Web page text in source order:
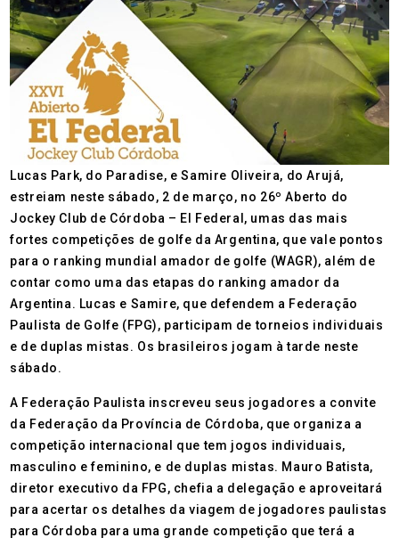
Lucas Park, do Paradise, e Samire Oliveira, do Arujá,
estreiam neste sábado, 2 de março, no 26º Aberto do
Jockey Club de Córdoba – El Federal, umas das mais
fortes competições de golfe da Argentina, que vale pontos
para o ranking mundial amador de golfe (WAGR), além de
contar como uma das etapas do ranking amador da
Argentina. Lucas e Samire, que defendem a Federação
Paulista de Golfe (FPG), participam de torneios individuais
e de duplas mistas. Os brasileiros jogam à tarde neste
sábado.
A Federação Paulista inscreveu seus jogadores a convite
da Federação da Província de Córdoba, que organiza a
competição internacional que tem jogos individuais,
masculino e feminino, e de duplas mistas. Mauro Batista,
diretor executivo da FPG, chefia a delegação e aproveitará
para acertar os detalhes da viagem de jogadores paulistas
para Córdoba para uma grande competição que terá a